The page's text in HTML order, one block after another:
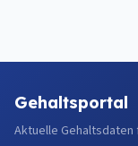
Gehaltsportal
Aktuelle Gehaltsdaten